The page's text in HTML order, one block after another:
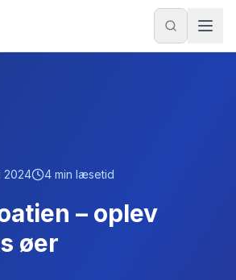
2024 4 min læsetid
– oplev
øer